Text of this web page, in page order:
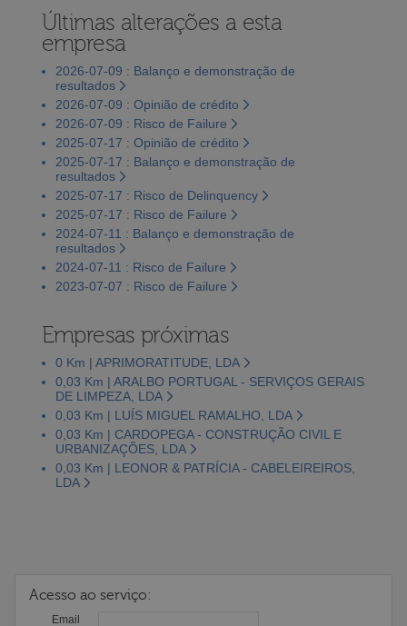
Últimas alterações a esta
empresa
2026-07-09 : Balanço e demonstração de
resultados
2026-07-09 : Opinião de crédito
2026-07-09 : Risco de Failure
2025-07-17 : Opinião de crédito
2025-07-17 : Balanço e demonstração de
resultados
2025-07-17 : Risco de Delinquency
2025-07-17 : Risco de Failure
2024-07-11 : Balanço e demonstração de
resultados
2024-07-11 : Risco de Failure
2023-07-07 : Risco de Failure
Empresas próximas
0 Km | APRIMORATITUDE, LDA
0,03 Km | ARALBO PORTUGAL - SERVIÇOS GERAIS
DE LIMPEZA, LDA
0,03 Km | LUÍS MIGUEL RAMALHO, LDA
0,03 Km | CARDOPEGA - CONSTRUÇÃO CIVIL E
URBANIZAÇÕES, LDA
0,03 Km | LEONOR & PATRÍCIA - CABELEIREIROS,
LDA
Acesso ao serviço:
Email